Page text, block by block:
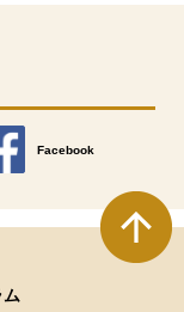
Facebook
別のウィンドウで開きます